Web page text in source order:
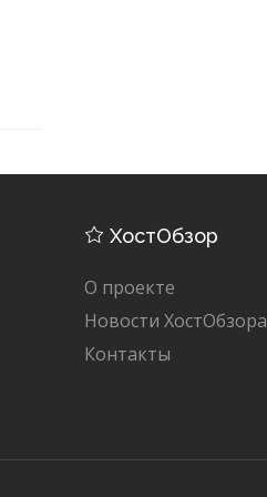
ХостОбзор
О проекте
Новости ХостОбзора
Контакты